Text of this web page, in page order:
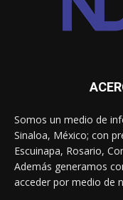
Somos un medio de
Sinaloa, México; con
Escuinapa, Rosario,
Además generamos
acceder por medio de